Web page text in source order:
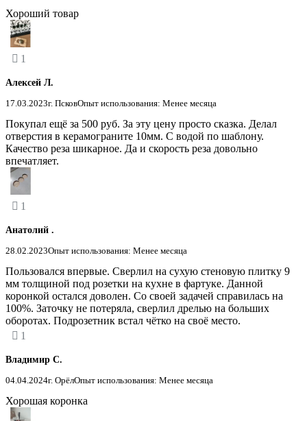
Хороший товар
1
Алексей Л.
17.03.2023г. ПсковОпыт использования: Менее месяца
Покупал ещё за 500 руб. За эту цену просто сказка. Делал
отверстия в керамограните 10мм. С водой по шаблону.
Качество реза шикарное. Да и скорость реза довольно
впечатляет.
1
Анатолий .
28.02.2023Опыт использования: Менее месяца
Пользовался впервые. Сверлил на сухую стеновую плитку 9
мм толщиной под розетки на кухне в фартуке. Данной
коронкой остался доволен. Со своей задачей справилась на
100%. Заточку не потеряла, сверлил дрелью на больших
оборотах. Подрозетник встал чётко на своё место.
1
Владимир С.
04.04.2024г. ОрёлОпыт использования: Менее месяца
Хорошая коронка